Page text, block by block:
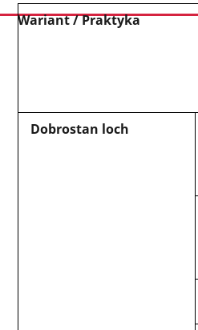
Wariant / Praktyka
Dobrostan loch